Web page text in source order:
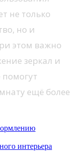
не только
но и
этом важно
зеркал и
ещё более
интерьера